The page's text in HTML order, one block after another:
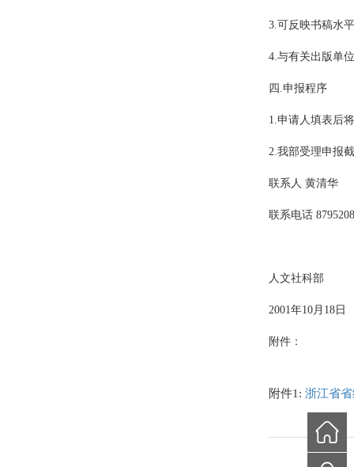
3.可反映书稿水
4.与有关出版单
四.申报程序
1.申请人填表后
2.我部受理申报
联系人 黄清华
联系电话
人文社科部
2001年10月18日
附件：
附件1: 浙江省